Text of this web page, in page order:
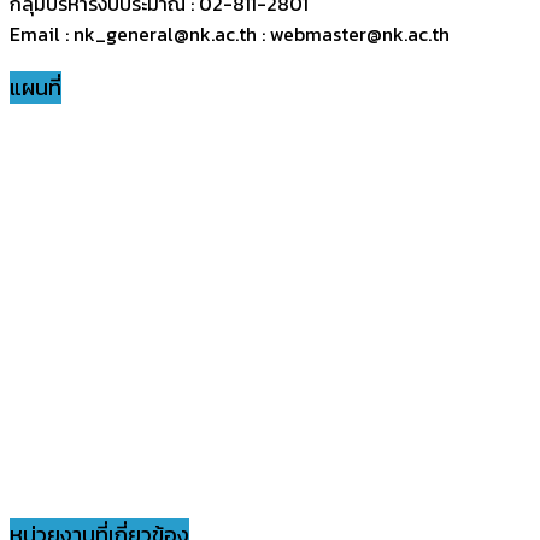
Email : nk_general@nk.ac.th : webmaster@nk.ac.th
แผนที่